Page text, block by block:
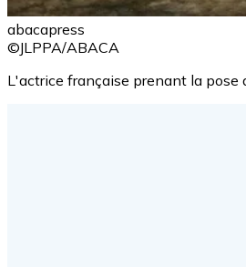
abacapress
©JLPPA/ABACA
L'actrice française prenant la pose